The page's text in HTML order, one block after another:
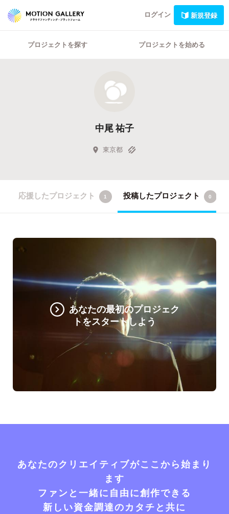
ログイン 新規登録
プロジェクトを探す プロジェクトを始める
中尾 祐子
東京都
応援したプロジェクト 1 投稿したプロジェクト 0
あなたの最初のプロジェク
トをスタートしよう
あなたのクリエイティブがここから始まり
ます
ファンと一緒に自由に創作できる
新しい資金調達のカタチと共に